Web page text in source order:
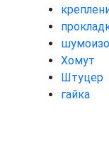
Хомут
Штуцер
гайка